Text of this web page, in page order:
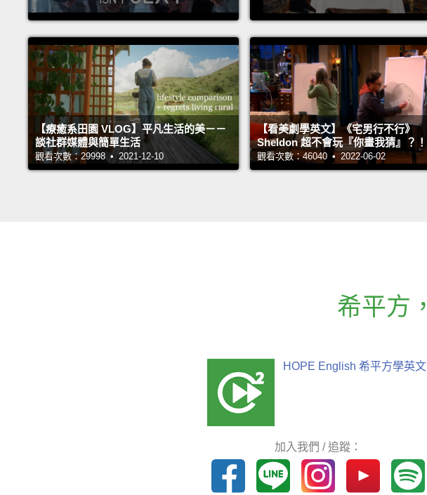
【療癒系田園 VLOG】平凡生活的美－－
談社群媒體與簡單生活
觀看次數：29998 • 2021-12-10
【看美劇學英文】《宅男行不行》
Sheldon 超不會玩『你畫我猜』？！
觀看次數：46040 • 2022-06-02
希平方 ，
HOPE English 希平方學英文
加入我們 / 追蹤：